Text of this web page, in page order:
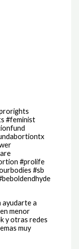
#feminist
#prolife
#sb
ayudarte a
menor
y otras redes
muy